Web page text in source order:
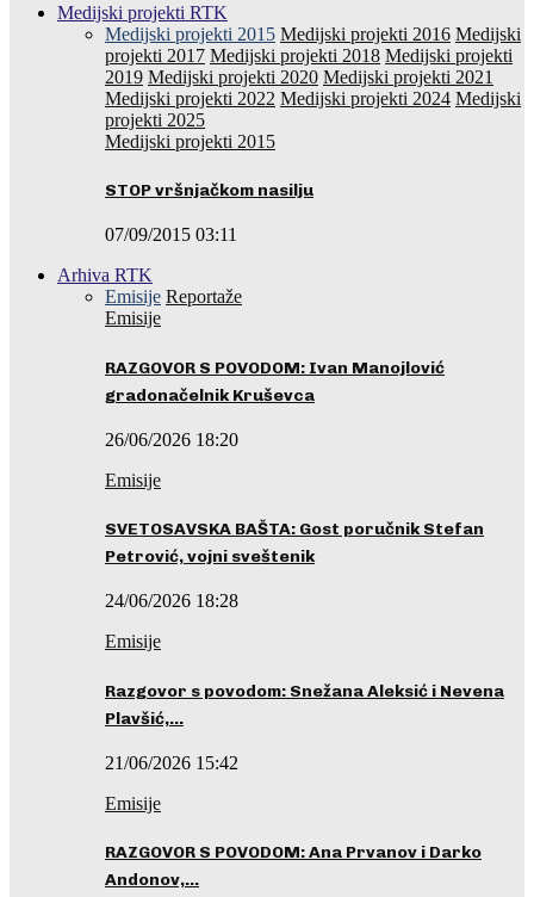
Medijski projekti RTK
Medijski projekti 2015 Medijski projekti 2016 Medijski
projekti 2017 Medijski projekti 2018 Medijski projekti
2019 Medijski projekti 2020 Medijski projekti 2021
Medijski projekti 2022 Medijski projekti 2024 Medijski
projekti 2025
Medijski projekti 2015
STOP vršnjačkom nasilju
07/09/2015 03:11
Arhiva RTK
Emisije Reportaže
Emisije
RAZGOVOR S POVODOM: Ivan Manojlović
gradonačelnik Kruševca
26/06/2026 18:20
Emisije
SVETOSAVSKA BAŠTA: Gost poručnik Stefan
Petrović, vojni sveštenik
24/06/2026 18:28
Emisije
Razgovor s povodom: Snežana Aleksić i Nevena
Plavšić,…
21/06/2026 15:42
Emisije
RAZGOVOR S POVODOM: Ana Prvanov i Darko
Andonov,…